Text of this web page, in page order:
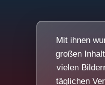
Mit ihnen
großen
vielen
täglichen